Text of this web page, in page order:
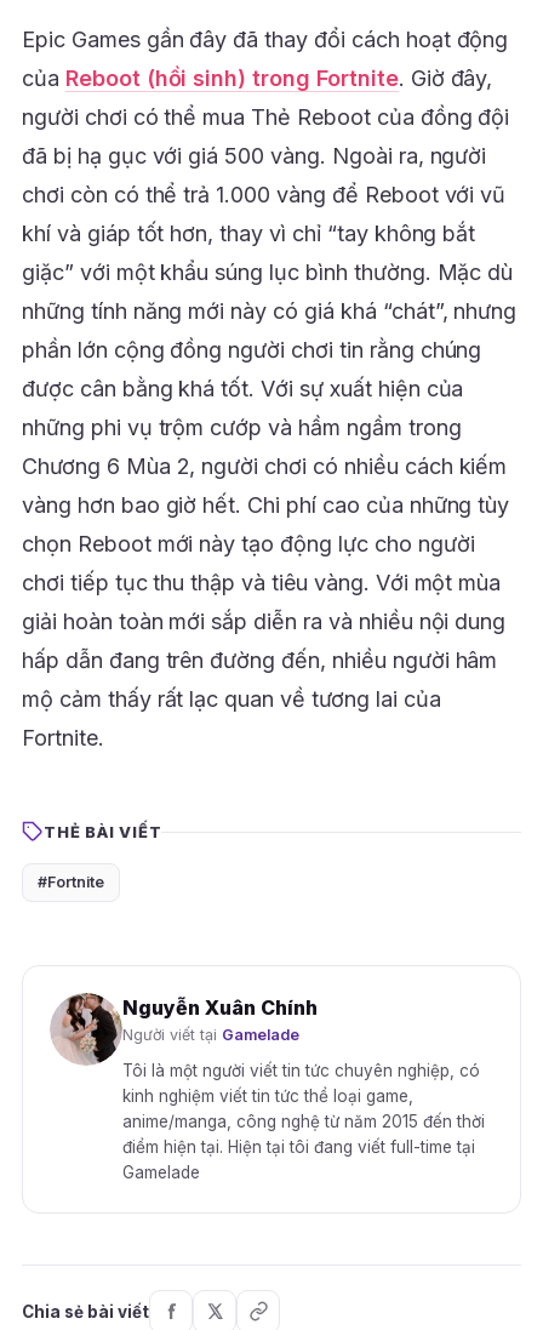
Epic Games gần đây đã thay đổi cách hoạt động
của Reboot (hồi sinh) trong Fortnite. Giờ đây,
người chơi có thể mua Thẻ Reboot của đồng đội
đã bị hạ gục với giá 500 vàng. Ngoài ra, người
chơi còn có thể trả 1.000 vàng để Reboot với vũ
khí và giáp tốt hơn, thay vì chỉ “tay không bắt
giặc” với một khẩu súng lục bình thường. Mặc dù
những tính năng mới này có giá khá “chát”, nhưng
phần lớn cộng đồng người chơi tin rằng chúng
được cân bằng khá tốt. Với sự xuất hiện của
những phi vụ trộm cướp và hầm ngầm trong
Chương 6 Mùa 2, người chơi có nhiều cách kiếm
vàng hơn bao giờ hết. Chi phí cao của những tùy
chọn Reboot mới này tạo động lực cho người
chơi tiếp tục thu thập và tiêu vàng. Với một mùa
giải hoàn toàn mới sắp diễn ra và nhiều nội dung
hấp dẫn đang trên đường đến, nhiều người hâm
mộ cảm thấy rất lạc quan về tương lai của
Fortnite.
THẺ BÀI VIẾT
#Fortnite
Nguyễn Xuân Chính
Người viết tại Gamelade
Tôi là một người viết tin tức chuyên nghiệp, có
kinh nghiệm viết tin tức thể loại game,
anime/manga, công nghệ từ năm 2015 đến thời
điểm hiện tại. Hiện tại tôi đang viết full-time tại
Gamelade
Chia sẻ bài viết